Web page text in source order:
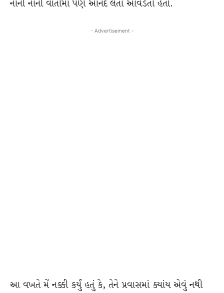
નાની નાની વાતોમાં પણ આનંદ લેતાં આવડતો હતો.
- Advertisement -
આ વખતે મેં નક્કી કર્યું હતું કે, તેને પ્રવાસમાં ક્યાંય એવું નથી